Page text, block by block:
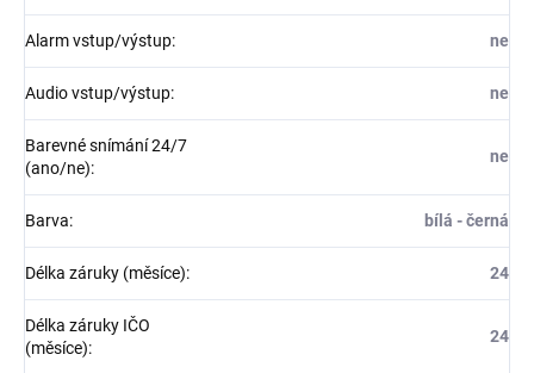
Alarm vstup/výstup: ne
Audio vstup/výstup: ne
Barevné snímání 24/7
(ano/ne):
ne
Barva: bílá - černá
Délka záruky (měsíce): 24
Délka záruky IČO
(měsíce):
24